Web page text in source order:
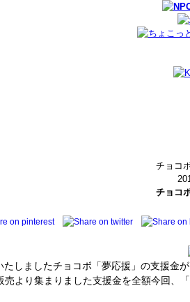
チョコ
チョコ
しましたチョコボ「夢応援」の支援金
売より集まりました支援金を全額今回、「